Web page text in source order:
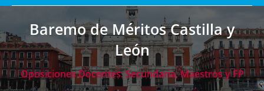
Baremo de Méritos Castilla y
León
Oposiciones Docentes: Secundaria, Maestros y FP